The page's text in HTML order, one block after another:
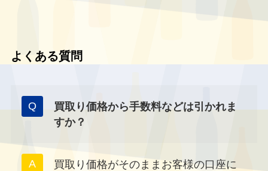
よくある質問
買取り価格から手数料などは引かれま
すか？
買取り価格がそのままお客様の口座に